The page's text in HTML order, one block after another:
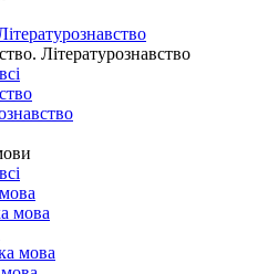
Літературознавство
мова
мова